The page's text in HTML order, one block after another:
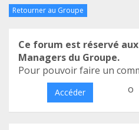
Retourner au Groupe
Ce forum est réservé
Managers du Groupe.
Pour pouvoir faire un
Accéder o